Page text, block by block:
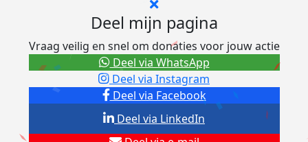
Deel mijn pagina
Vraag veilig en snel om donaties voor jouw actie
Deel via Facebook
Deel via Instagram
Deel via LinkedIn
Deel via WhatsApp